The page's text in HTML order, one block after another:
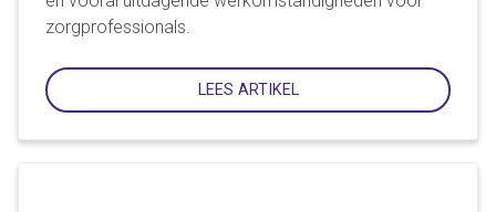
zorgprofessionals.
LEES ARTIKEL